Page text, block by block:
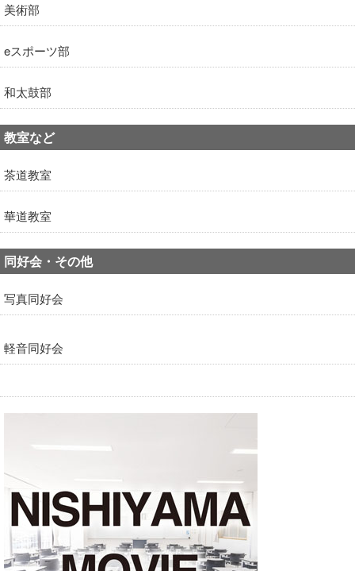
美術部
eスポーツ部
和太鼓部
教室など
茶道教室
華道教室
同好会・その他
写真同好会
軽音同好会